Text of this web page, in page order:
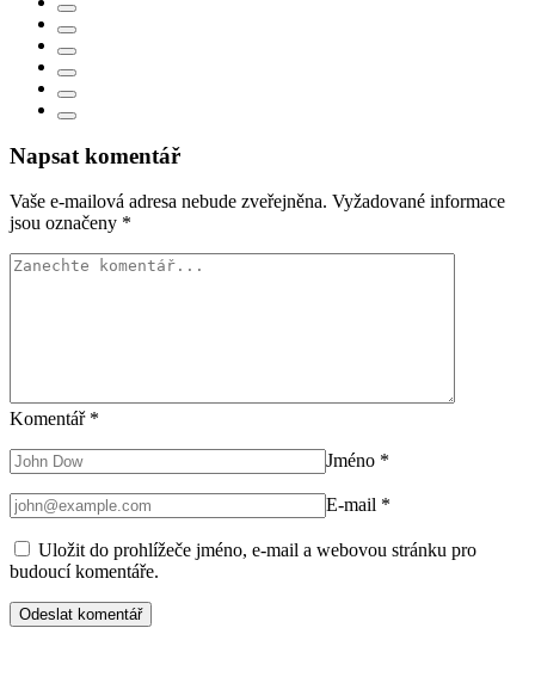
Napsat komentář
Vaše e-mailová adresa nebude zveřejněna. Vyžadované informace
jsou označeny *
Komentář *
Jméno *
E-mail *
Uložit do prohlížeče jméno, e-mail a webovou stránku pro
budoucí komentáře.